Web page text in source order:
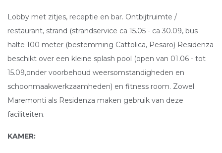
Lobby met zitjes, receptie en bar. Ontbijtruimte /
restaurant, strand (strandservice ca 15.05 - ca 30.09, bus
halte 100 meter (bestemming Cattolica, Pesaro) Residenza
beschikt over een kleine splash pool (open van 01.06 - tot
15.09,onder voorbehoud weersomstandigheden en
schoonmaakwerkzaamheden) en fitness room. Zowel
Maremonti als Residenza maken gebruik van deze
faciliteiten.
KAMER: